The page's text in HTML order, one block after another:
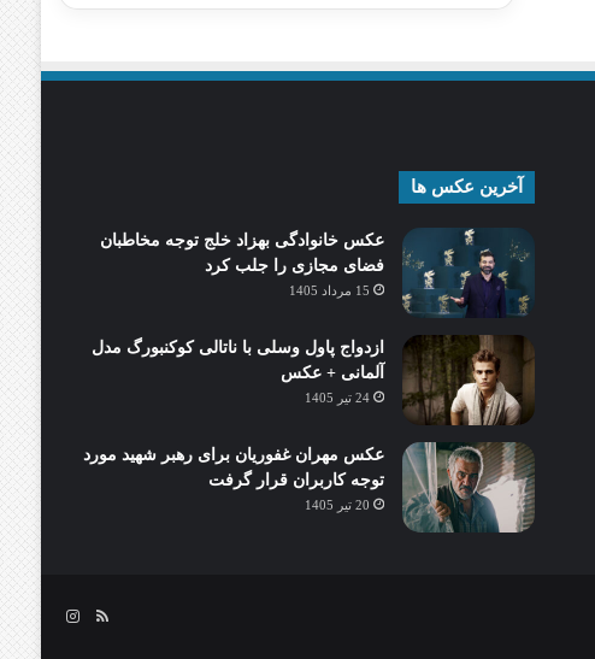
آخرین عکس ها
عکس خانوادگی بهزاد خلج توجه مخاطبان
فضای مجازی را جلب کرد
15 مرداد 1405
ازدواج پاول وسلی با ناتالی کوکنبورگ مدل
آلمانی + عکس
24 تیر 1405
عکس مهران غفوریان برای رهبر شهید مورد
توجه کاربران قرار گرفت
20 تیر 1405
خوراکاینستاگرام